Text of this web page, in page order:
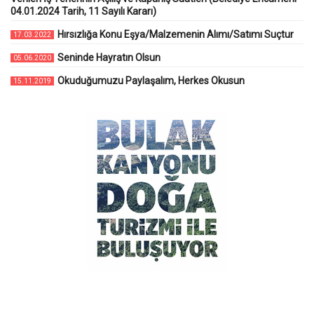
04.01.2024 Tarih, 11 Sayılı Kararı)
17.03.2022 Hırsızlığa Konu Eşya/Malzemenin Alımı/Satımı Suçtur
05.06.2020 Seninde Hayratın Olsun
15.11.2019 Okuduğumuzu Paylaşalım, Herkes Okusun